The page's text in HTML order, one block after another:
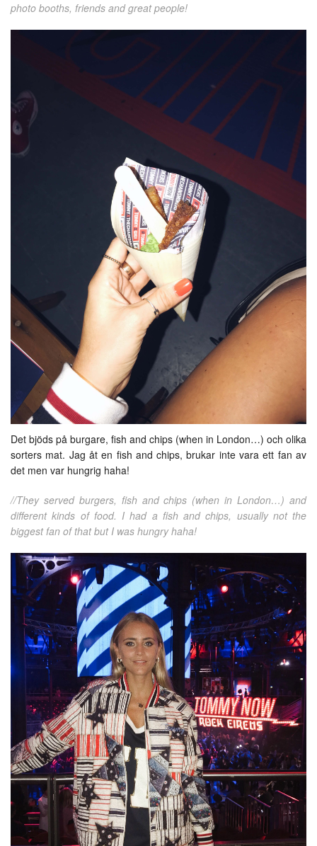
photo booths, friends and great people!
Det bjöds på burgare, fish and chips (when in London…) och olika
sorters mat. Jag åt en fish and chips, brukar inte vara ett fan av
det men var hungrig haha!
//They served burgers, fish and chips (when in London…) and
different kinds of food. I had a fish and chips, usually not the
biggest fan of that but I was hungry haha!